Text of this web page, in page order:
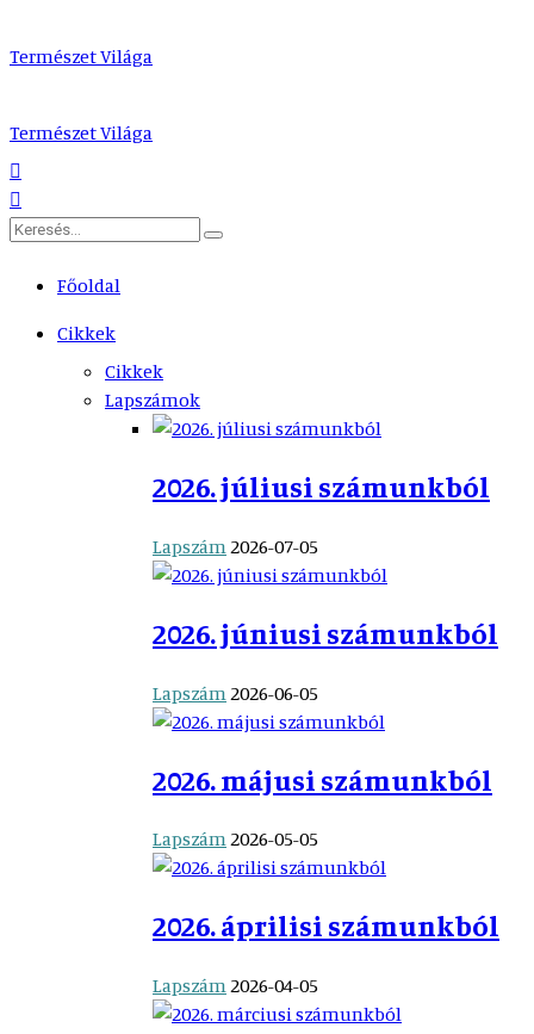
Természet Világa
Természet Világa
Főoldal
Cikkek
Cikkek
Lapszámok
2026. júliusi számunkból
Lapszám 2026-07-05
2026. júniusi számunkból
Lapszám 2026-06-05
2026. májusi számunkból
Lapszám2026-05-05
2026. áprilisi számunkból
Lapszám2026-04-05